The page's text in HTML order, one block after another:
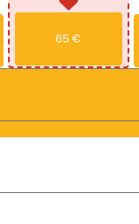
65 €